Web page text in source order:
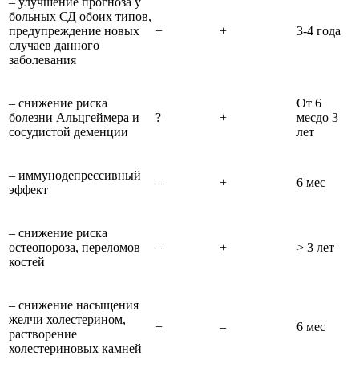
больных СД обоих типов,
предупреждение новых
случаев данного
заболевания
+ + 3-4 года
– снижение риска
болезни Альцгеймера и
сосудистой деменции
? +
От 6
месдо 3
лет
– иммунодепрессивный
эффект
– + 6 мес
– снижение риска
остеопороза, переломов
костей
– + > 3 лет
– снижение насыщения
желчи холестерином,
растворение
холестериновых камней
+ – 6 мес